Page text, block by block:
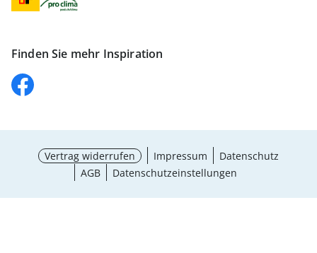
Finden Sie mehr Inspiration
Vertrag widerrufen Impressum
Datenschutz
AGB
Datenschutzeinstellungen